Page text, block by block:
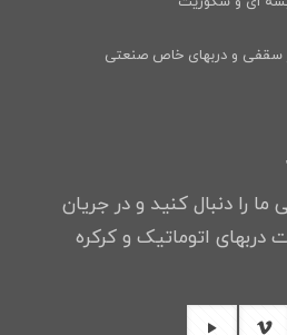
سقفی و دربهای خاص صنعتی
را دنبال کنید و در جریان
دربهای اتوماتیک و کرکره